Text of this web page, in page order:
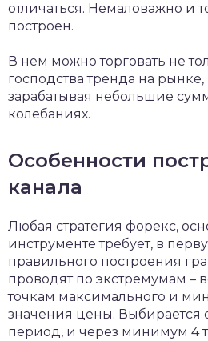
отличаться. Немаловажно и
построен.
В нем можно торговать не
господства тренда на
зарабатывая небольшие
колебаниях.
Особенности
канала
Любая стратегия форекс,
инструменте требует, в
правильного построения
проводят по экстремумам
точкам максимального и
значения цены.
период, и через минимум 4